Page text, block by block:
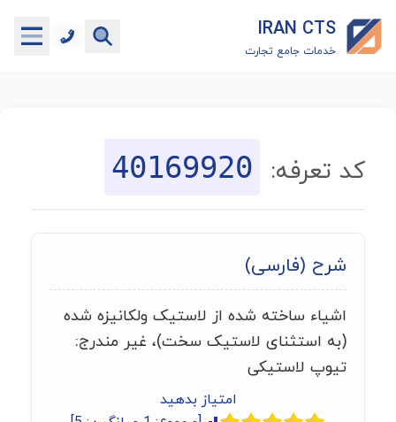
IRAN CTS
خدمات جامع تجارت
جستجوگر تعرفه گمرکی
ماشین حساب گمرکی
خدمات رایگان دیگر
کد تعرفه: 40169920
شرح (فارسی)
اشیاء ساخته شده از لاستیک ولکانیزه شده
(به استثنای لاستیک سخت)، غیر مندرج:
تیوپ لاستیکی
امتیاز بدهید